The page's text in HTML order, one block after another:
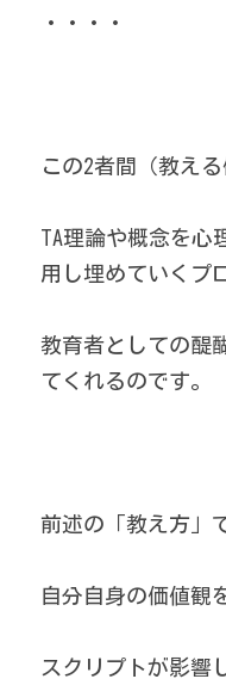
・・・・
この2者間（教え
TA理論や概念を心
用し埋めていくプ
教育者としての醍
てくれるのです。
前述の「教え方」
自分自身の価値観
スクリプトが影響